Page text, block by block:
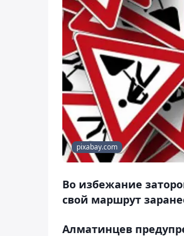
pixabay.com
Во избежание
свой маршрут
Алматинцев